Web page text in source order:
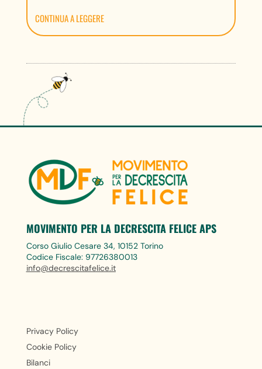
CONTINUA A LEGGERE
MOVIMENTO PER LA DECRESCITA FELICE APS
Corso Giulio Cesare 34, 10152 Torino
Codice Fiscale: 97726380013
info@decrescitafelice.it
Privacy Policy
Cookie Policy
Bilanci